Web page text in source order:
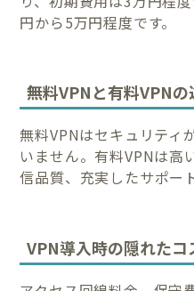
円から5万円程度です。
無料VPNと有料VPNの
無料VPNはセキュリティ
いません。有料VPNは高
信品質、充実したサポー
VPN導入時の隠れたコ